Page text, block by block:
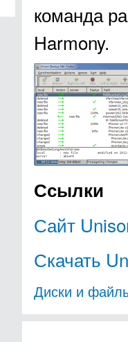
команда
Harmony.
Ссылки
Сайт
Скачать
Диски и